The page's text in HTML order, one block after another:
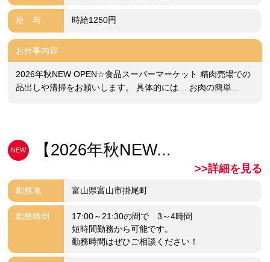
給 与 時給1250円
お仕事内容
2026年秋NEW OPEN☆食品スーパーマーケット 精肉売場での
品出しや清掃をお願いします。 具体的には… お肉の簡単...
NEW 【2026年秋NEW...
>>詳細を見る
勤務地 富山県富山市掛尾町
勤務時間
17:00～21:30の間で 3～4時間
短時間勤務から可能です。
勤務時間はぜひご相談ください！